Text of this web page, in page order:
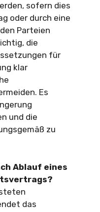
sofern dies
oder durch eine
Parteien
die
für
klar
Es
und die
zu
Ablauf eines
das